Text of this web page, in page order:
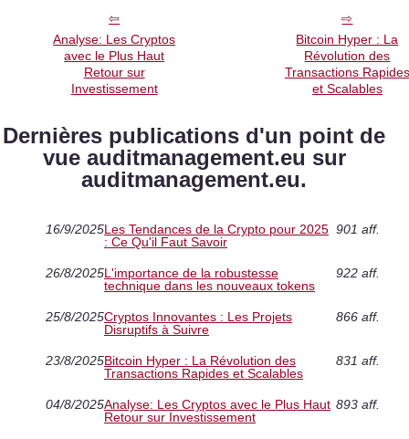
Analyse: Les Cryptos
avec le Plus Haut
Retour sur
Investissement
Bitcoin Hyper : La
Révolution des
Transactions Rapides
et Scalables
Dernières publications d'un point de
vue auditmanagement.eu sur
auditmanagement.eu.
16/9/2025Les Tendances de la Crypto pour 2025
: Ce Qu'il Faut Savoir
901 aff.
26/8/2025L'importance de la robustesse
technique dans les nouveaux tokens
922 aff.
25/8/2025Cryptos Innovantes : Les Projets
Disruptifs à Suivre
866 aff.
23/8/2025Bitcoin Hyper : La Révolution des
Transactions Rapides et Scalables
831 aff.
04/8/2025Analyse: Les Cryptos avec le Plus Haut
Retour sur Investissement
893 aff.